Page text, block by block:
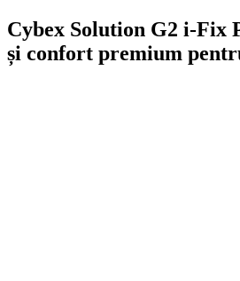
Cybex Solution G2 i-Fix
și confort premium